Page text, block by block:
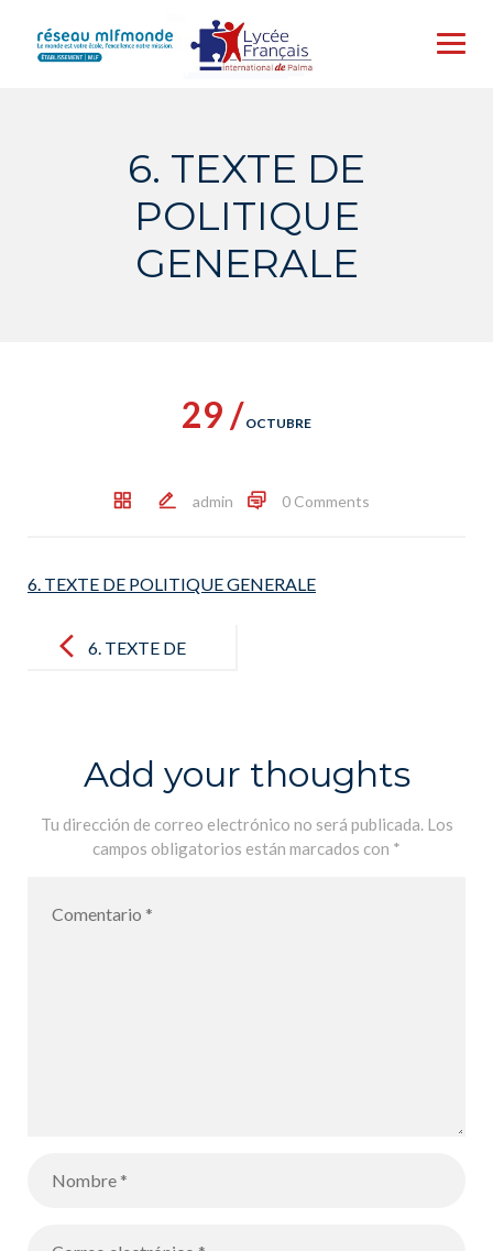
content
6. TEXTE DE
POLITIQUE
GENERALE
29 / OCTUBRE
admin 0 Comments
6. TEXTE DE POLITIQUE GENERALE
navigation6. TEXTE DE
Add your thoughts
Tu dirección de correo electrónico no será publicada. Los
campos obligatorios están marcados con *